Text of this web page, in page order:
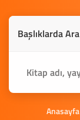
Anasayfa